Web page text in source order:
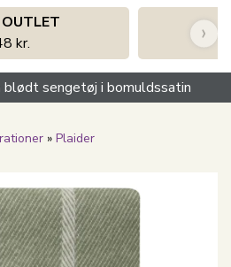
kr.
›
blødt sengetøj i bomuldssatin
» Plaider